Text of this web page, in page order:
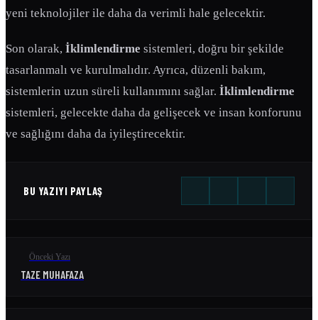
yeni teknolojiler ile daha da verimli hale gelecektir.
Son olarak, İklimlendirme sistemleri, doğru bir şekilde
tasarlanmalı ve kurulmalıdır. Ayrıca, düzenli bakım,
sistemlerin uzun süreli kullanımını sağlar. İklimlendirme
sistemleri, gelecekte daha da gelişecek ve insan konforunu
ve sağlığını daha da iyileştirecektir.
BU YAZIYI PAYLAŞ
Önceki Yazı
TAZE MUHAFAZA